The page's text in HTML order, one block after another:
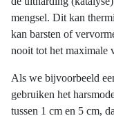
mengsel. Dit kan
kan barsten of
nooit tot het maximale
Als we bijvoorbeeld
gebruiken het
tussen 1 cm en 5 cm,